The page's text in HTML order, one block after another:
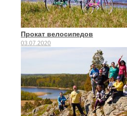
Прокат велосипедов
03.07.2020